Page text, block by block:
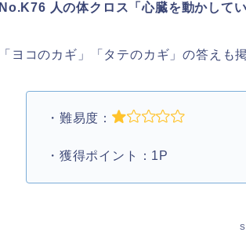
No.K76 人の体クロス「心臓を動かして
「ヨコのカギ」「タテのカギ」の答え
・難易度：
・獲得ポイント：1P